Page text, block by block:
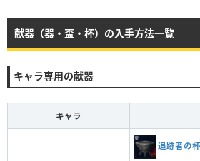
献器（器・盃・杯）の入手方法一覧
キャラ専用の献器
キャラ
追跡者の杯